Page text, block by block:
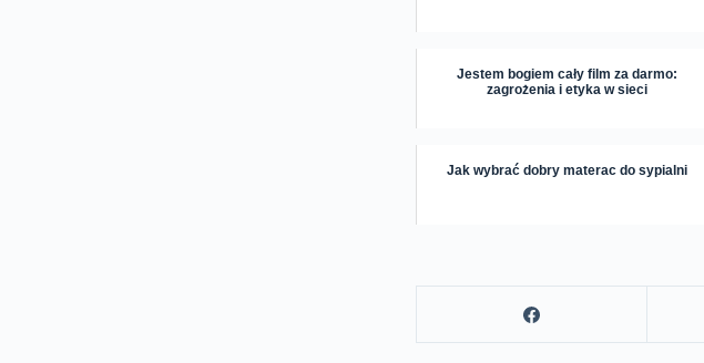
Jestem bogiem cały film za darmo:
zagrożenia i etyka w sieci
Jak wybrać dobry materac do sypialni